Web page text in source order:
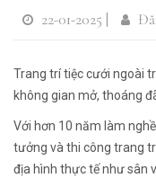
22-01-2025 |
Trang trí tiệc cưới ngoài
không gian mở, thoáng
Với hơn 10 năm làm
tưởng và thi công trang
địa hình thực tế như sân